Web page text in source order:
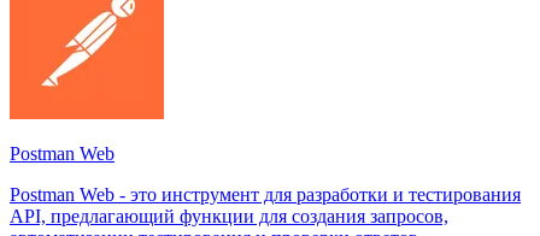
Postman Web
Postman Web - это инструмент для разработки и тестирования
API, предлагающий функции для создания запросов,